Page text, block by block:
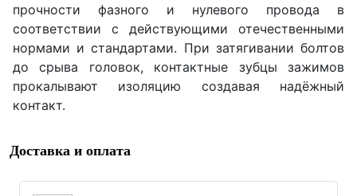
прочности фазного и нулевого провода в
соответствии с действующими отечественными
нормами и стандартами. При затягивании болтов
до срыва головок, контактные зубцы зажимов
прокалывают изоляцию создавая надёжный
контакт.
Доставка и оплата